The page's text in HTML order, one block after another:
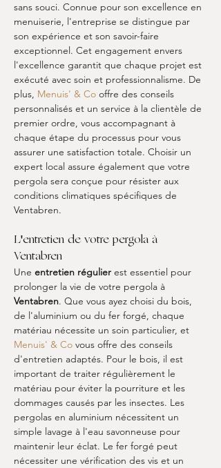
sans souci. Connue pour son excellence en
menuiserie, l'entreprise se distingue par
son expérience et son savoir-faire
exceptionnel. Cet engagement envers
l'excellence garantit que chaque projet est
exécuté avec soin et professionnalisme. De
plus, Menuis' & Co offre des conseils
personnalisés et un service à la clientèle de
premier ordre, vous accompagnant à
chaque étape du processus pour vous
assurer une satisfaction totale. Choisir un
expert local assure également que votre
pergola sera conçue pour résister aux
conditions climatiques spécifiques de
Ventabren.
L'entretien de votre pergola à
Ventabren
Une entretien régulier est essentiel pour
prolonger la vie de votre pergola à
Ventabren. Que vous ayez choisi du bois,
de l'aluminium ou du fer forgé, chaque
matériau nécessite un soin particulier, et
Menuis' & Co vous offre des conseils
d'entretien adaptés. Pour le bois, il est
important de traiter régulièrement le
matériau pour éviter la pourriture et les
dommages causés par les insectes. Les
pergolas en aluminium nécessitent un
simple lavage à l'eau savonneuse pour
maintenir leur éclat. Le fer forgé peut
nécessiter une vérification des vis et un